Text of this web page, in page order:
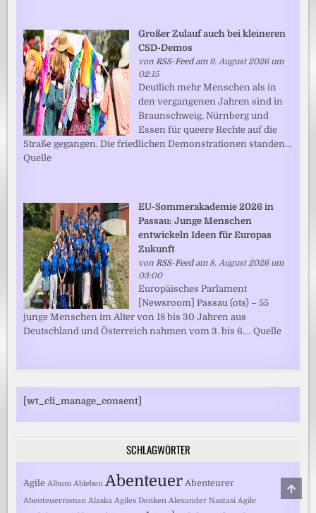
Großer Zulauf auch bei kleineren
CSD-Demos
vonRSS-Feedam 9. August 2026 um
02:15
Deutlich mehr Menschen als in
den vergangenen Jahren sind in
Braunschweig, Nürnberg und
Essen für queere Rechte auf die
Straße gegangen. Die friedlichen Demonstrationen standen...
Quelle
EU-Sommerakademie 2026 in
Passau: Junge Menschen
entwickeln Ideen für Europas
Zukunft
vonRSS-Feedam 8. August 2026 um
03:00
Europäisches Parlament
[Newsroom] Passau (ots) – 55
junge Menschen im Alter von 18 bis 30 Jahren aus
Deutschland und Österreich nahmen vom 3. bis 6.... Quelle
[wt_cli_manage_consent]
SCHLAGWÖRTER
Agile Album Ableben Abenteuer Abenteurer
Abenteuerroman Alaska Agiles Denken Alexander Nastasi Agile
TO